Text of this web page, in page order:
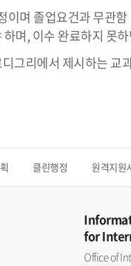
이며 졸업요건과 무관함
며, 이수 완료하지 못
그리에서 제시하는 교
클린행정 원격지원
for
Office of